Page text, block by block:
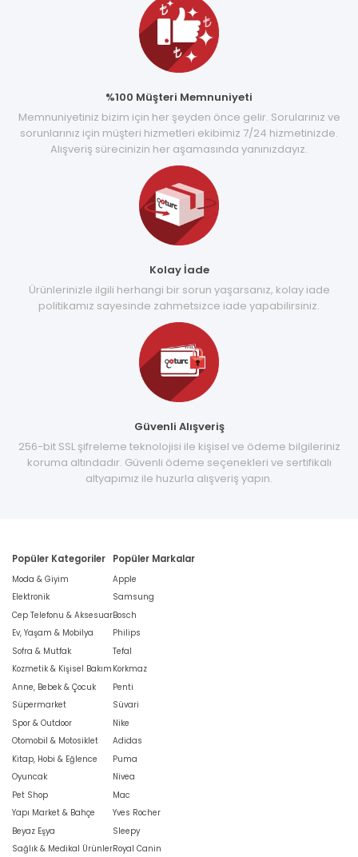
%100 Müşteri Memnuniyeti
Memnuniyetiniz bizim için her şeyden önce gelir. Sorularınız ve
sorunlarınız için müşteri hizmetleri ekibimiz 7/24 hizmetinizde.
Alışveriş sürecinizin her aşamasında yanınızdayız.
Kolay İade
Ürünlerinizle ilgili herhangi bir sorun yaşarsanız, kolay iade
politikamız sayesinde zahmetsizce iade yapabilirsiniz.
Güvenli Alışveriş
256-bit SSL şifreleme teknolojisi ile kişisel ve ödeme bilgileriniz
koruma altındadır. Güvenli ödeme seçenekleri ve sertifikalı
altyapımız ile huzurla alışveriş yapın.
Popüler Kategoriler
Moda & Giyim
Elektronik
Cep Telefonu & Aksesuar
Ev, Yaşam & Mobilya
Sofra & Mutfak
Kozmetik & Kişisel Bakım
Anne, Bebek & Çocuk
Süpermarket
Spor & Outdoor
Otomobil & Motosiklet
Kitap, Hobi & Eğlence
Oyuncak
Pet Shop
Yapı Market & Bahçe
Beyaz Eşya
Sağlık & Medikal Ürünler
Popüler Markalar
Apple
Samsung
Bosch
Philips
Tefal
Korkmaz
Penti
Süvari
Nike
Adidas
Puma
Nivea
Mac
Yves Rocher
Sleepy
Royal Canin